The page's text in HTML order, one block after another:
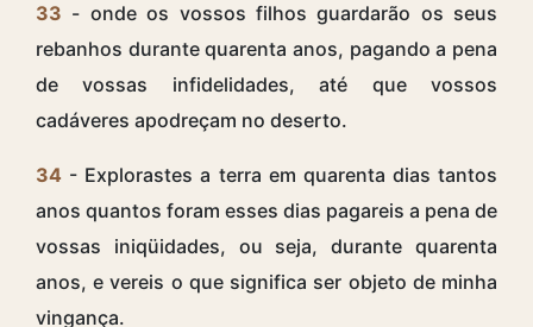
33 - onde os vossos filhos guardarão os seus
rebanhos durante quarenta anos, pagando a pena
de vossas infidelidades, até que vossos
cadáveres apodreçam no deserto.
34 - Explorastes a terra em quarenta dias tantos
anos quantos foram esses dias pagareis a pena de
vossas iniqüidades, ou seja, durante quarenta
anos, e vereis o que significa ser objeto de minha
vingança.